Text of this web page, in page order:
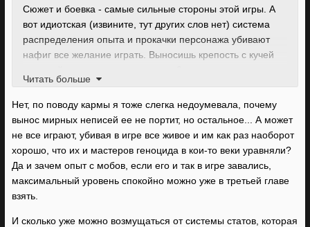
Сюжет и боевка - самые сильные стороны этой игры. А
вот идиотская (извините, тут других слов нет) система
распределения опыта и прокачки персонажа убивают
нафиг все желание играть. Выносишь крепость с кучей
идеальную карму. Зато хамишь местной селянке, и вот
вообще думали какой стимул будет у игроков зачищать
локации и увеличивать кол-во мобов, если за это опыта
варвара - которому интеллект, на этом фоне не так
существенна. У спутники от фонаря прописаны и
Читать больше
Нет, по поводу кармы я тоже слегка недоумевала, почему
вынос мирных неписей ее не портит, но остальное... А может
не все играют, убивая в игре все живое и им как раз наоборот
хорошо, что их и мастеров геноцида в кои-то веки уравняли?
Да и зачем опыт с мобов, если его и так в игре завались,
максимальный уровень спокойно можно уже в третьей главе
взять.
И сколько уже можно возмущаться от системы статов, которая